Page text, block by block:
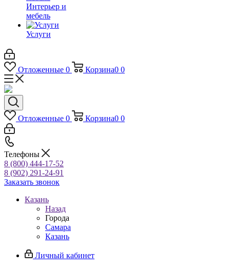
Интерьер и
мебель
Услуги
Отложенные 0 Корзина0 0
Отложенные 0 Корзина0 0
Телефоны
8 (800) 444-17-52
8 (902) 291-24-91
Заказать звонок
Казань
Назад
Города
Самара
Казань
Личный кабинет